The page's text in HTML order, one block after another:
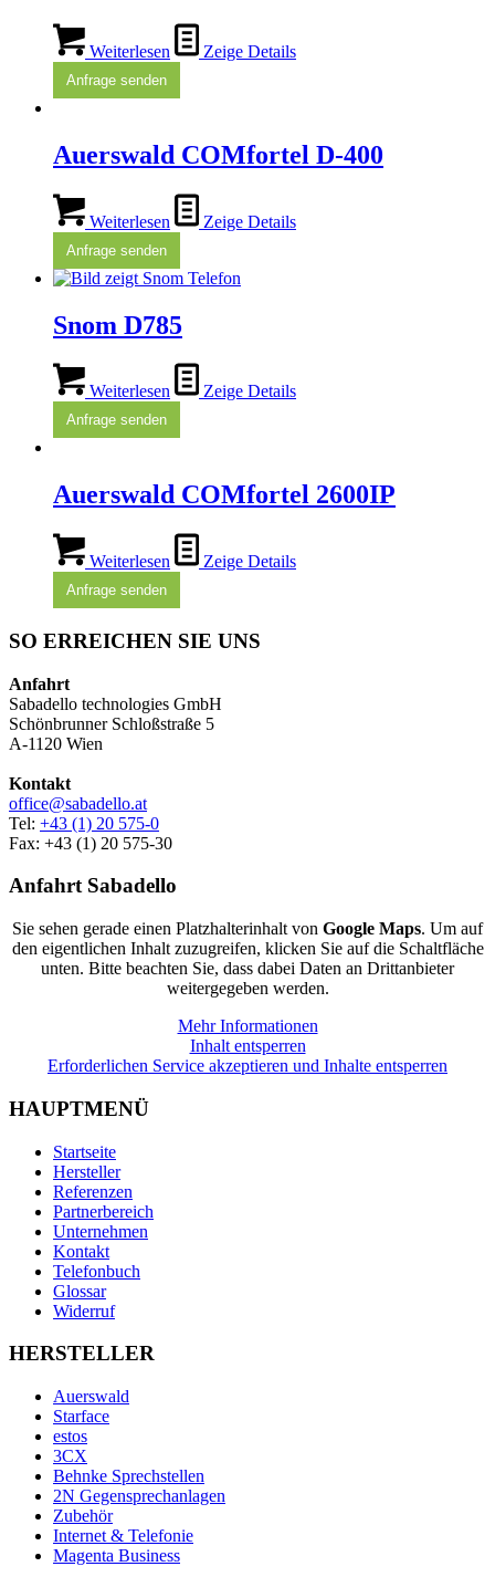
Weiterlesen Zeige Details
Anfrage senden
Auerswald COMfortel D-400
Weiterlesen Zeige Details
Anfrage senden
Snom D785
Weiterlesen Zeige Details
Anfrage senden
Auerswald COMfortel 2600IP
Weiterlesen Zeige Details
Anfrage senden
SO ERREICHEN SIE UNS
Anfahrt
Sabadello technologies GmbH
Schönbrunner Schloßstraße 5
A-1120 Wien
Kontakt
office@sabadello.at
Tel: +43 (1) 20 575-0
Fax: +43 (1) 20 575-30
Anfahrt Sabadello
Sie sehen gerade einen Platzhalterinhalt von Google Maps. Um auf
den eigentlichen Inhalt zuzugreifen, klicken Sie auf die Schaltfläche
unten. Bitte beachten Sie, dass dabei Daten an Drittanbieter
weitergegeben werden.
Mehr Informationen
Inhalt entsperren
Erforderlichen Service akzeptieren und Inhalte entsperren
HAUPTMENÜ
Startseite
Hersteller
Referenzen
Partnerbereich
Unternehmen
Kontakt
Telefonbuch
Glossar
Widerruf
HERSTELLER
Auerswald
Starface
estos
3CX
Behnke Sprechstellen
2N Gegensprechanlagen
Zubehör
Internet & Telefonie
Magenta Business